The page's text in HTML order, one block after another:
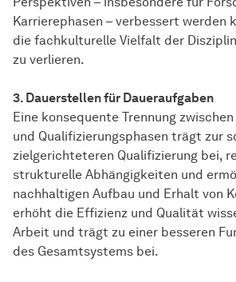
Karrierephasen – verbessert werden
die fachkulturelle Vielfalt der
zu verlieren.
3. Dauerstellen für Daueraufgaben
Eine konsequente Trennung
und Qualifizierungsphasen trägt zur
zielgerichteteren Qualifizierung bei,
strukturelle Abhängigkeiten und
nachhaltigen Aufbau und Erhalt von
erhöht die Effizienz und Qualität
Arbeit und trägt zu einer besseren
des Gesamtsystems bei.